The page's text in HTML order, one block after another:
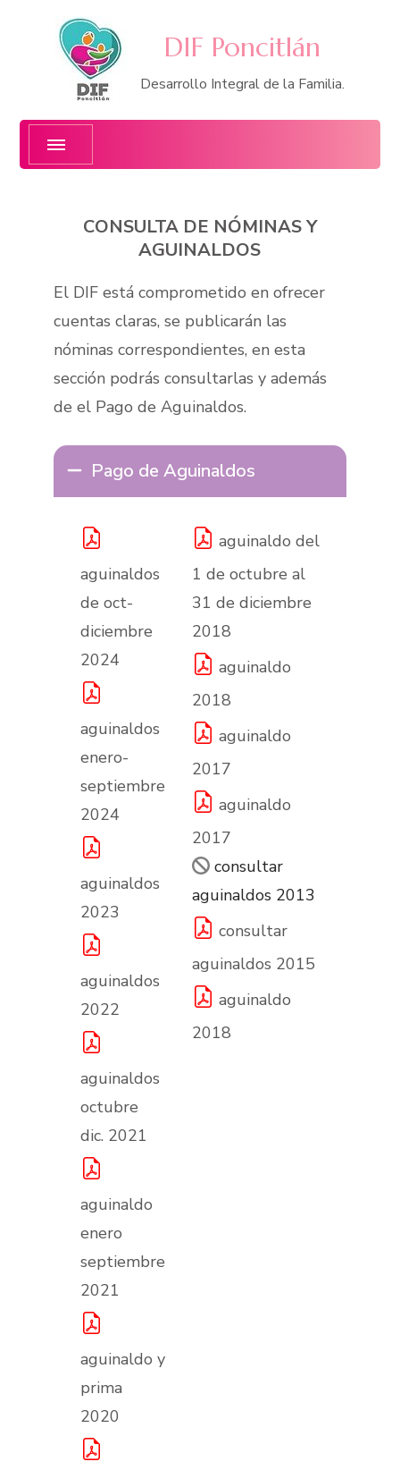
DIF Poncitlán
Desarrollo Integral de la Familia.
CONSULTA DE NÓMINAS Y
AGUINALDOS
El DIF está comprometido en ofrecer
cuentas claras, se publicarán las
nóminas correspondientes, en esta
sección podrás consultarlas y además
de el Pago de Aguinaldos.
Pago de Aguinaldos
aguinaldos
de oct-
diciembre
2024
aguinaldos
enero-
septiembre
2024
aguinaldos
2023
aguinaldos
2022
aguinaldos
octubre
dic. 2021
aguinaldo
enero
septiembre
2021
aguinaldo y
prima
2020
aguinaldo del
1 de octubre al
31 de diciembre
2018
aguinaldo
2018
aguinaldo
2017
aguinaldo
2017
consultar
aguinaldos 2013
consultar
aguinaldos 2015
aguinaldo
2018